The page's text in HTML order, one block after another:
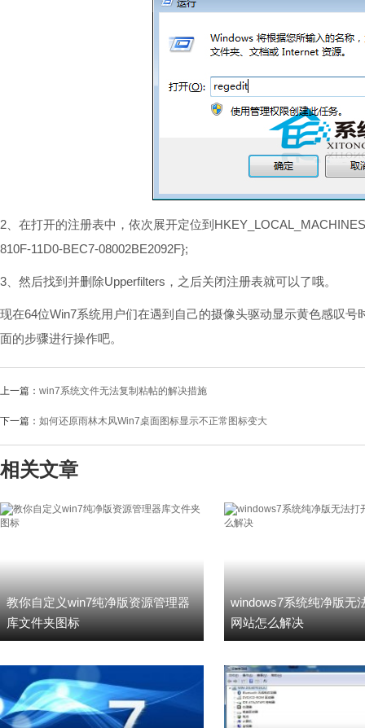
2、在打开的注册表中，依次展开定位到
810F-11D0-BEC7-08002BE2092F};
3、然后找到并删除Upperfilters，之后关闭注册表就可以了哦。
现在64位Win7系统用户们在遇到自己的摄像头驱动显示黄色感叹
面的步骤进行操作吧。
上一篇： win7系统文件无法复制粘帖的解决措施
下一篇： 如何还原雨林木风Win7桌面图标显示不正常图标变大
相关文章
教你自定义win7纯净版资源管理器
库文件夹图标
windows7系统纯净版无
网站怎么解决